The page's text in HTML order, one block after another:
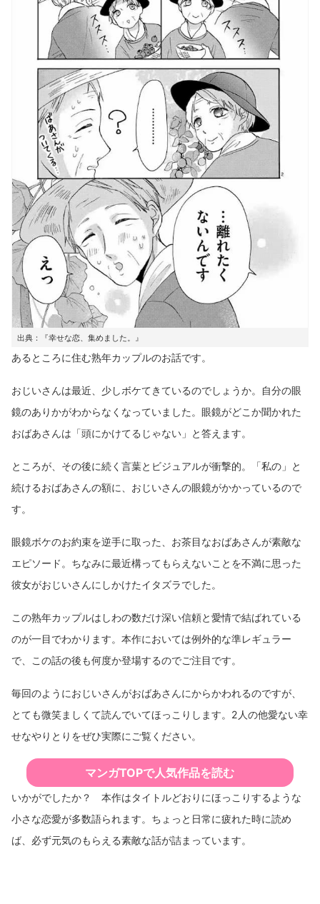
出典：『幸せな恋、集めました。』
あるところに住む熟年カップルのお話です。
おじいさんは最近、少しボケてきているのでしょうか。自分の眼
鏡のありかがわからなくなっていました。眼鏡がどこか聞かれた
おばあさんは「頭にかけてるじゃない」と答えます。
ところが、その後に続く言葉とビジュアルが衝撃的。「私の」と
続けるおばあさんの額に、おじいさんの眼鏡がかかっているので
す。
眼鏡ボケのお約束を逆手に取った、お茶目なおばあさんが素敵な
エピソード。ちなみに最近構ってもらえないことを不満に思った
彼女がおじいさんにしかけたイタズラでした。
この熟年カップルはしわの数だけ深い信頼と愛情で結ばれている
のが一目でわかります。本作においては例外的な準レギュラー
で、この話の後も何度か登場するのでご注目です。
毎回のようにおじいさんがおばあさんにからかわれるのですが、
とても微笑ましくて読んでいてほっこりします。2人の他愛ない幸
せなやりとりをぜひ実際にご覧ください。
マンガTOPで人気作品を読む
いかがでしたか？ 本作はタイトルどおりにほっこりするような
小さな恋愛が多数語られます。ちょっと日常に疲れた時に読め
ば、必ず元気のもらえる素敵な話が詰まっています。